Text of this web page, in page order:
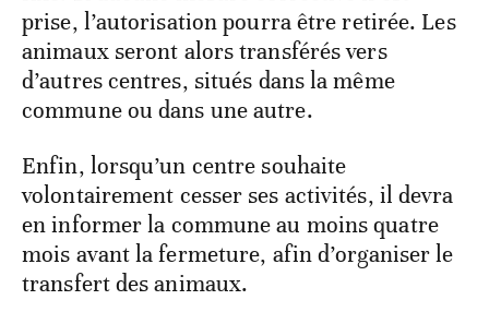
prise, l’autorisation pourra être retirée. Les
animaux seront alors transférés vers
d’autres centres, situés dans la même
commune ou dans une autre.
Enfin, lorsqu’un centre souhaite
volontairement cesser ses activités, il devra
en informer la commune au moins quatre
mois avant la fermeture, afin d’organiser le
transfert des animaux.